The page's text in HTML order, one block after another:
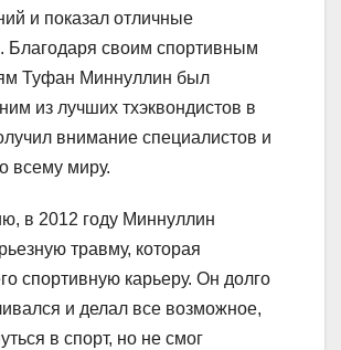
и показал отличные
Благодаря своим спортивным
Туфан Миннуллин был
из лучших тхэквондистов в
внимание специалистов и
всему миру.
в 2012 году Миннуллин
травму, которая
спортивную карьеру. Он долго
и делал все возможное,
в спорт, но не смог